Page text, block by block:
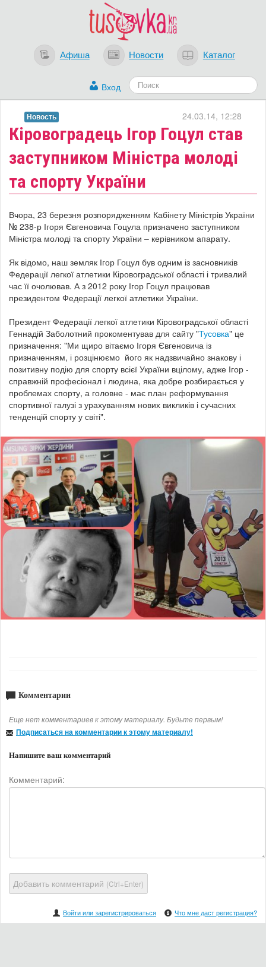
Афиша Новости Каталог
Вход
Кіровоградець Ігор Гоцул став
заступником Міністра молоді
та спорту України
24.03.14, 12:28
Новость
Вчора, 23 березня розпорядженням Кабінету Міністрів України
№ 238-р Ігоря Євгеновича Гоцула призначено заступником
Міністра молоді та спорту України – керівником апарату.
Як відомо, наш земляк Ігор Гоцул був одним із засновників
Федерації легкої атлетики Кіровоградської області і тривалий
час її очолював. А з 2012 року Ігор Гоцул працював
президентом Федерації легкої атлетики України.
Президент Федерації легкої атлетики Кіровоградської області
Геннадій Заболотний прокоментував для сайту "Тусовка" це
призначення: "Ми щиро вітаємо Ігоря Євгеновича із
призначенням, і розцінюємо його як надзвичайно знакову і
позитивну подію для спорту всієї України вцілому, адже Ігор -
справжній професіонал і людина, яка добре розбирається у
проблемах спорту, а головне - має план реформування
спортивної галузі з урахуванням нових викликів і сучасних
тенденцій спорту у світі".
Комментарии
Еще нет комментариев к этому материалу. Будьте первым!
Подписаться на комментарии к этому материалу!
Напишите ваш комментарий
Комментарий:
Добавить комментарий (Ctrl+Enter)
Войти или зарегистрироваться Что мне даст регистрация?